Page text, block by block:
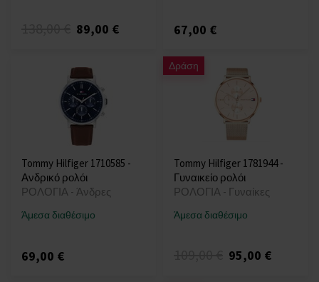
89,00 € 67,00 €
Tommy Hilfiger 1710585 -
Ανδρικό ρολόι
ΡΟΛΟΓΙΑ - Άνδρες
Άμεσα διαθέσιμο
69,00 €
Δράση
Tommy Hilfiger 1781944 -
Γυναικείο ρολόι
ΡΟΛΟΓΙΑ - Γυναίκες
Άμεσα διαθέσιμο
95,00 €